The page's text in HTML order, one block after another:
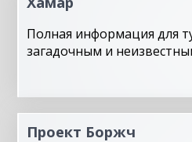
Полная информация для
загадочным и
Проект Боржч